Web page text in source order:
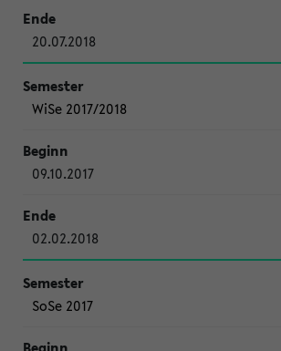
20.07.2018
WiSe 2017/2018
09.10.2017
02.02.2018
SoSe 2017